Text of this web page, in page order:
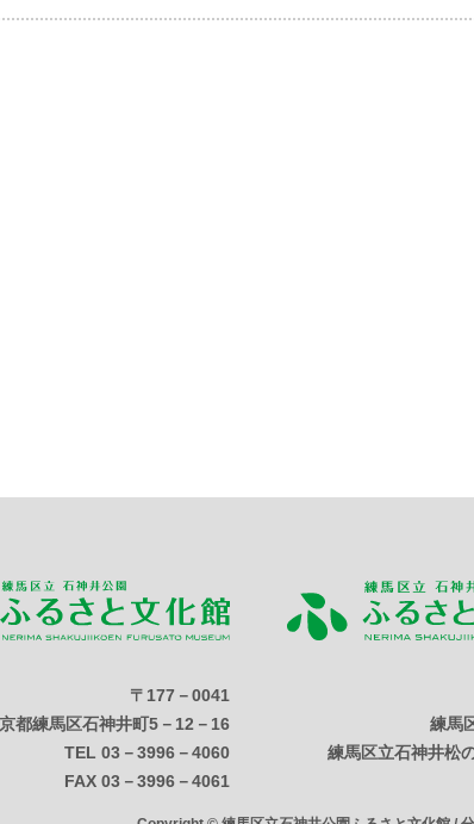
練馬
練馬区立石神井松
〒177－0041
都練馬区石神井町5－12－16
TEL 03－3996－4060
FAX 03－3996－4061